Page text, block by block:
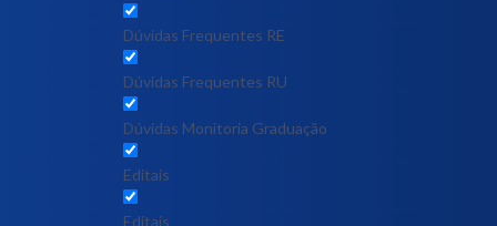
Dúvidas Frequentes RE
Dúvidas Frequentes RU
Dúvidas Monitoria Graduação
Editais
Editais